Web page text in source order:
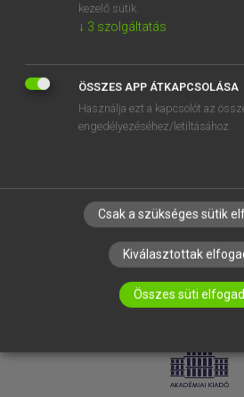
RÓLUNK
ELÉRHETŐSÉG
SÜTI
LICENCSZERZŐDÉS
kezelő sütik.
↓ 3 szolgáltatás
ÖSSZES APP ÁTKAPCSOLÁSA
Használja ezt a kapcsolót az
engedélyezéséhez/letiltásához.
Csak a szükséges sütik
Kiválasztottak
Összes süti